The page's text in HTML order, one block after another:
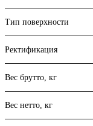
Тип поверхности
Ректификация
Вес брутто, кг
Вес нетто, кг